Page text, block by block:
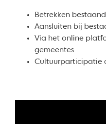
Betrekken
Aansluiten bij
Via het online
gemeentes.
Cultuurparticipatie